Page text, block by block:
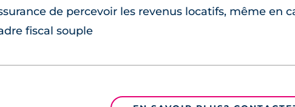
de percevoir les revenus locatifs, même en
fiscal souple